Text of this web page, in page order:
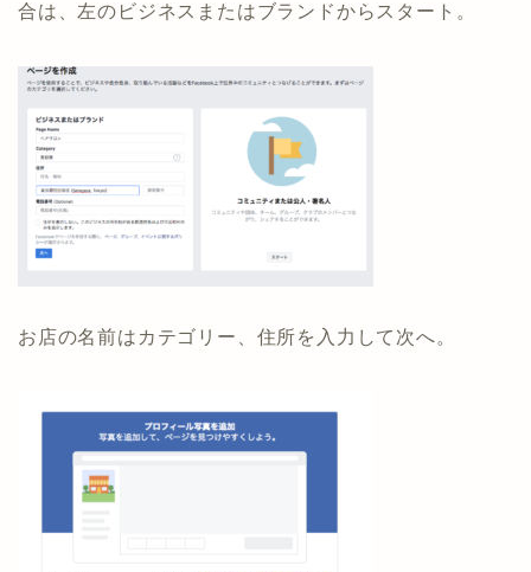
合は、左のビジネスまたはブランドからスタート。
お店の名前はカテゴリー、住所を入力して次へ。